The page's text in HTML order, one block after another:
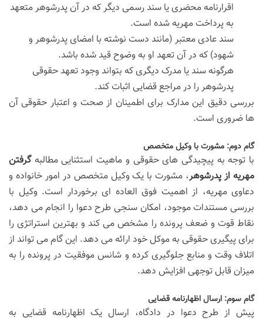
اقرارنامه محضری یا سند رسمی دیگر که در آن پدرشوهر متعهد
به پرداخت مهریه شده است.
سند عادی معتبر (مانند دست نوشته با امضای پدرشوهر و
شهود) که در آن تعهد او به وضوح قید شده باشد.
هرگونه سند یا مدرک دیگری که بتواند وجود تعهد حقوقی
پدرشوهر را در مراجع قضایی اثبات کند.
بررسی دقیق این مدارک برای اطمینان از صحت و اعتبار حقوقی آن
ها ضروری است.
گام دوم: مشورت با وکیل متخصص
با توجه به پیچیدگی های حقوقی و ماهیت استثنایی مطالبهگرفتن
مهریه از پدرشوهر، مشورت با یک وکیل متخصص در امور خانواده و
دعاوی مهریه، از اهمیت فوق العاده ای برخوردار است. وکیل با
بررسی مستندات موجود، امکان سنجی طرح دعوا را انجام می دهد،
نقاط قوت و ضعف پرونده را مشخص می کند و بهترین استراتژی را
برای پیگیری حقوقی به موکل خود ارائه می دهد. این گام می تواند از
اتلاف وقت و منابع جلوگیری کرده و شانس موفقیت در پرونده را به
میزان قابل توجهی افزایش دهد.
گام سوم: ارسال اظهارنامه قضایی
پیش از طرح دعوا در دادگاه، ارسال یک اظهارنامه قضایی به